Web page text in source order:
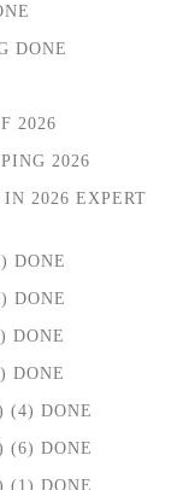
DONE
2026
2026
2026 EXPERT
DONE
DONE
DONE
DONE
(4) DONE
(6) DONE
(1) DONE